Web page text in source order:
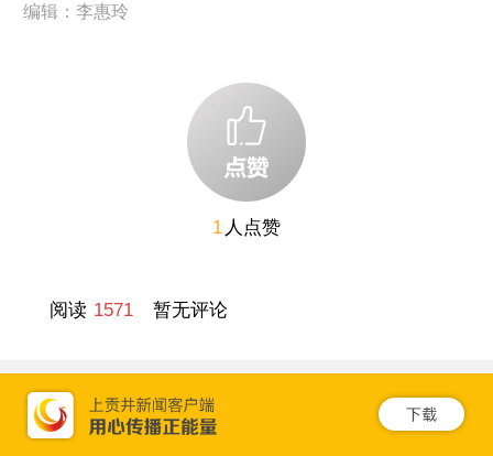
编辑：李惠玲
1 人点赞
阅读 1571 暂无评论